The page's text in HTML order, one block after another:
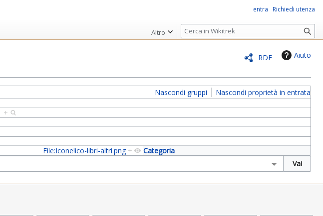
RDF Aiuto
Nascondi gruppi
Nascondi proprietà in entrata
+
Categoria
File:Icone!ico-libri-altri.png +
entra Richiedi utenza
Altro
R
i
r
c
a